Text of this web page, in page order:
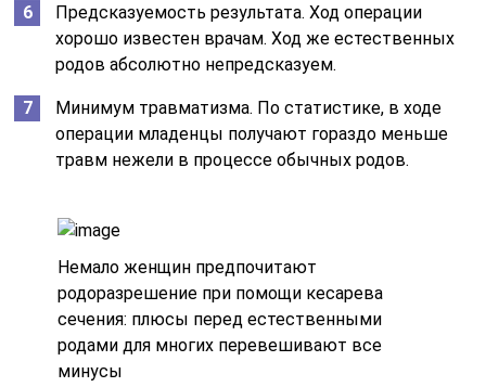
Предсказуемость результата. Ход операции
хорошо известен врачам. Ход же естественных
родов абсолютно непредсказуем.
Минимум травматизма. По статистике, в ходе
операции младенцы получают гораздо меньше
травм нежели в процессе обычных родов.
Немало женщин предпочитают
родоразрешение при помощи кесарева
сечения: плюсы перед естественными
родами для многих перевешивают все
минусы